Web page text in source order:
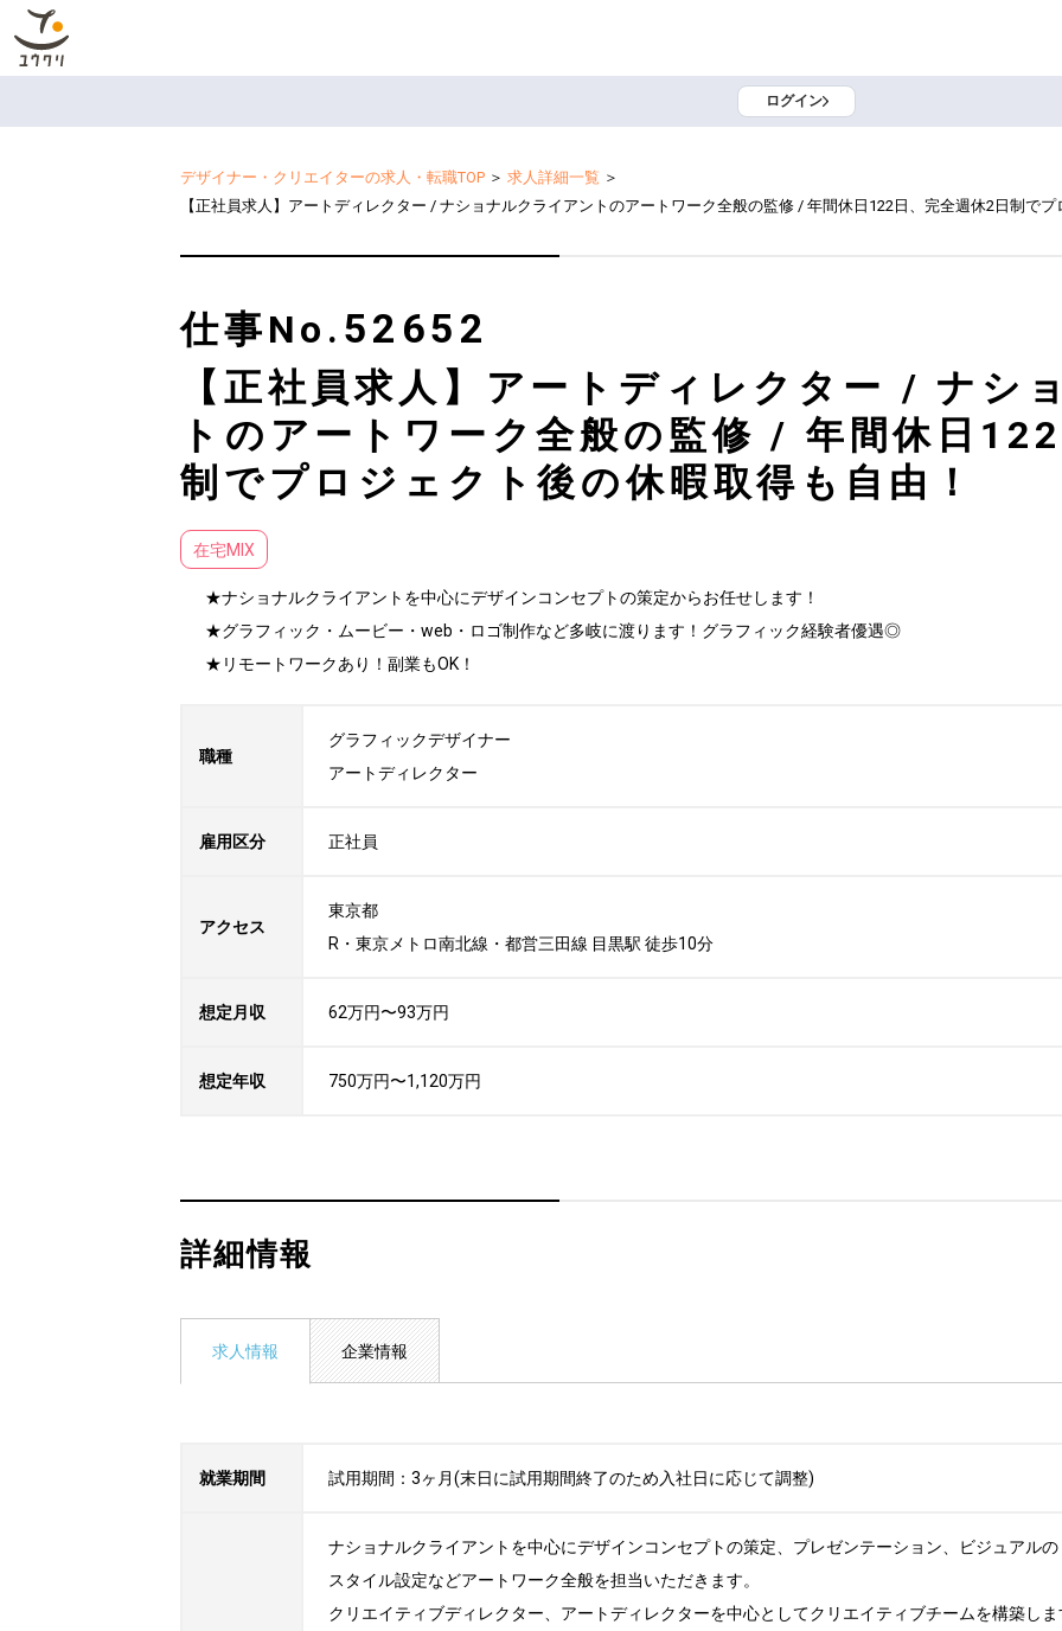
ログイン
デザイナー・クリエイターの求人・転職TOP ＞ 求人詳細一覧 ＞
【正社員求人】アートディレクター / ナショナルクライアントのアートワーク全般の監修 / 年間休日122日、完全週休2日制でプ
仕事No. 52652
【正社員求人】アートディレクター / ナシ
トのアートワーク全般の監修 / 年間休日
制でプロジェクト後の休暇取得も自由！
在宅MIX
★ナショナルクライアントを中心にデザインコンセプトの策定からお任せします！
★グラフィック・ムービー・web・ロゴ制作など多岐に渡ります！グラフィック経験者優遇◎
★リモートワークあり！副業もOK！
職種
グラフィックデザイナー
アートディレクター
雇用区分 正社員
アクセス
東京都
R・東京メトロ南北線・都営三田線 目黒駅 徒歩10分
想定月収 62万円〜93万円
想定年収 750万円〜1,120万円
詳細情報
求人情報 企業情報
就業期間 試用期間：3ヶ月(末日に試用期間終了のため入社日に応じて調整)
ナショナルクライアントを中心にデザインコンセプトの策定、プレゼンテーション、ビジュアルの
スタイル設定などアートワーク全般を担当いただきます。
クリエイティブディレクター、アートディレクターを中心としてクリエイティブチームを構築しま